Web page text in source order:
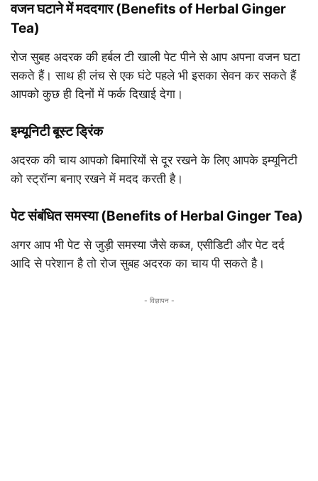
वजन घटाने में मददगार (Benefits of Herbal Ginger
Tea)
रोज सुबह अदरक की हर्बल टी खाली पेट पीने से आप अपना वजन घटा
सकते हैं। साथ ही लंच से एक घंटे पहले भी इसका सेवन कर सकते हैं
आपको कुछ ही दिनों में फर्क दिखाई देगा।
इम्यूनिटी बूस्ट ड्रिंक
अदरक की चाय आपको बिमारियों से दूर रखने के लिए आपके इम्यूनिटी
को स्ट्रॉन्ग बनाए रखने में मदद करती है।
पेट संबंधित समस्या (Benefits of Herbal Ginger Tea)
अगर आप भी पेट से जुड़ी समस्या जैसे कब्ज, एसीडिटी और पेट दर्द
आदि से परेशान है तो रोज सुबह अदरक का चाय पी सकते है।
- विज्ञापन -